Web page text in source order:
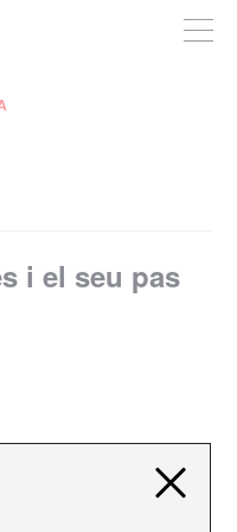
necesitándote para poder
del proyecto y
i el seu pas